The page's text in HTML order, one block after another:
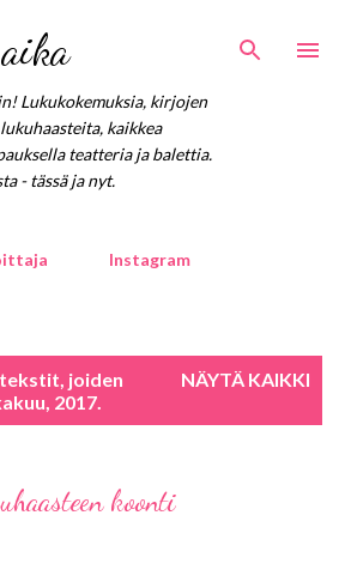
Siirry pääsisältöön
Lukukokemuksia, kirjojen
kaikkea
teatteria ja balettia.
- tässä ja nyt.
Instagram
joiden
2017.
NÄYTÄ KAIKKI
koonti